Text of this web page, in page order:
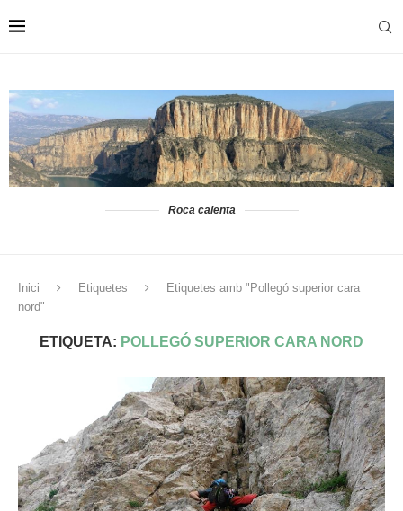
Roca calenta
Inici Etiquetes
Etiquetes amb "Pollegó superior cara
nord"
ETIQUETA: POLLEGÓ SUPERIOR CARA NORD